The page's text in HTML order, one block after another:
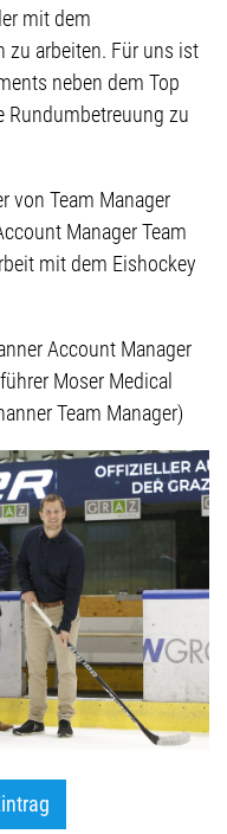
mit dem
zu arbeiten. Für uns ist
neben dem Top
Rundumbetreuung zu
von Team Manager
Manager Team
mit dem Eishockey
Account Manager
Moser Medical
Team Manager)